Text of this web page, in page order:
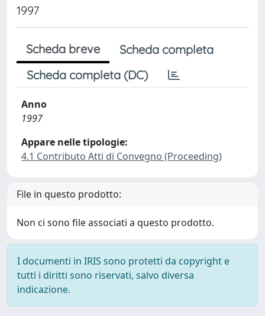
1997
Scheda breve
Scheda completa
Scheda completa (DC)
Anno
1997
Appare nelle tipologie:
4.1 Contributo Atti di Convegno (Proceeding)
File in questo prodotto:
Non ci sono file associati a questo prodotto.
I documenti in IRIS sono protetti da copyright e
tutti i diritti sono riservati, salvo diversa
indicazione.